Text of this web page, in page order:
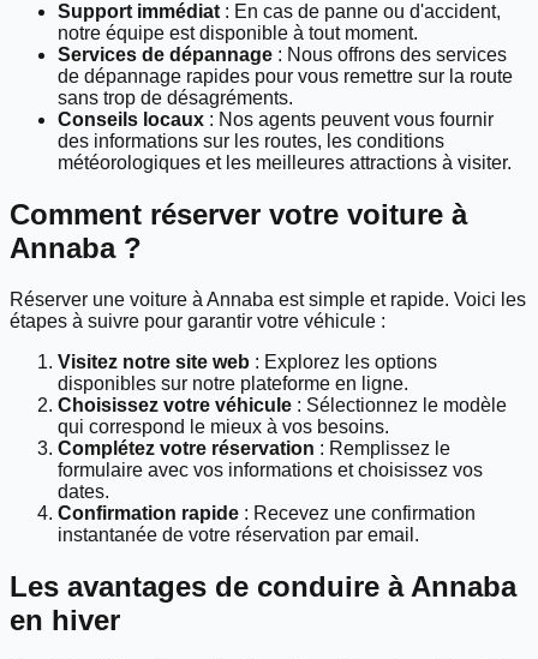
Support immédiat : En cas de panne ou d'accident,
notre équipe est disponible à tout moment.
Services de dépannage : Nous offrons des services
de dépannage rapides pour vous remettre sur la route
sans trop de désagréments.
Conseils locaux : Nos agents peuvent vous fournir
des informations sur les routes, les conditions
météorologiques et les meilleures attractions à visiter.
Comment réserver votre voiture à
Annaba ?
Réserver une voiture à Annaba est simple et rapide. Voici les
étapes à suivre pour garantir votre véhicule :
Visitez notre site web : Explorez les options
disponibles sur notre plateforme en ligne.
Choisissez votre véhicule : Sélectionnez le modèle
qui correspond le mieux à vos besoins.
Complétez votre réservation : Remplissez le
formulaire avec vos informations et choisissez vos
dates.
Confirmation rapide : Recevez une confirmation
instantanée de votre réservation par email.
Les avantages de conduire à Annaba
en hiver